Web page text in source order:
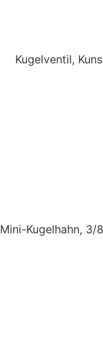
Kugelventil,
Mini-Kugelhahn, 3/